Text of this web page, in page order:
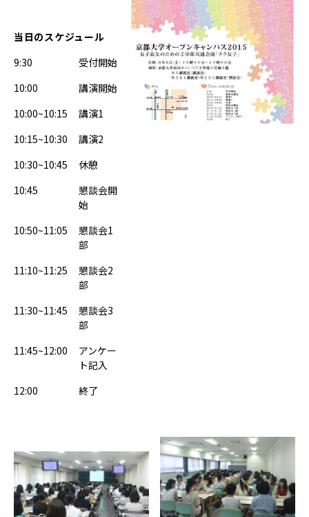
08-
08T12:00:00+09:00
当日のスケジュール
9:30
受付開始
10:00
講演開始
10:00~10:15
講演1
10:15~10:30
講演2
10:30~10:45
休憩
10:45
懇談会開
始
10:50~11:05
懇談会1
部
11:10~11:25
懇談会2
部
11:30~11:45
懇談会3
部
11:45~12:00
アンケー
ト記入
12:00
終了